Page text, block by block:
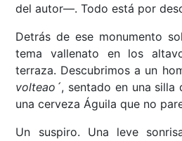
del autor––. Todo está por
Detrás de ese monumento
tema vallenato en los
terraza. Descubrimos a un
volteao´, sentado en una silla
una cerveza Águila que no
Un suspiro. Una leve